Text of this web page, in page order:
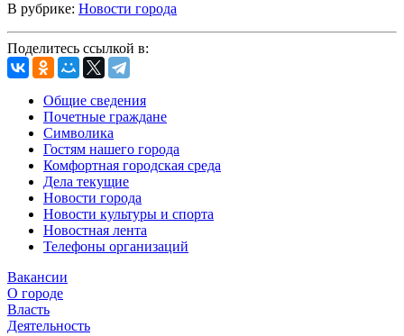
В рубрике: Новости города
Поделитесь ссылкой в:
Общие сведения
Почетные граждане
Символика
Гостям нашего города
Комфортная городская среда
Дела текущие
Новости города
Новости культуры и спорта
Новостная лента
Телефоны организаций
Вакансии
О городе
Власть
Деятельность